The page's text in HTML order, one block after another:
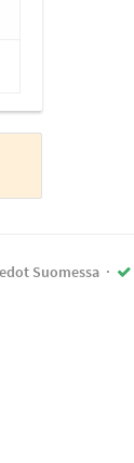
Suomessa ·